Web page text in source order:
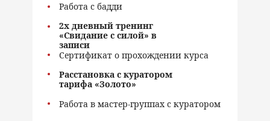
Расстановка с куратором
тарифа «Золото»
Работа в мастер-группах с куратором
Работа с бадди
Сертификат о прохождении курса
2х дневный тренинг
«Свидание с силой» в
записи